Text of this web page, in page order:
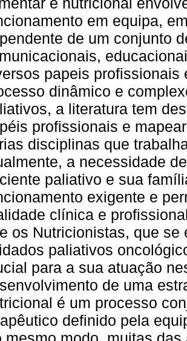
em equipa,
de um conjunto
papeis
dinâmico e
a literatura tem
profissionais e
disciplinas que
a necessidade
paliativo e sua
exigente e
clínica e
os Nutricionistas, que
paliativos
para a sua atuação
de uma
é um processo
definido pela